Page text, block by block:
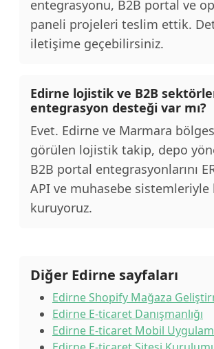
entegrasyonu, B2B portal ve
paneli projeleri teslim ettik.
iletişime geçebilirsiniz.
Edirne lojistik ve B2B
entegrasyon desteği var mı?
Evet. Edirne ve Marmara
görülen lojistik takip, depo
B2B portal entegrasyonlarını
API ve muhasebe
kuruyoruz.
Diğer Edirne sayfaları
Edirne Shopify Mağaza
Edirne E-ticaret Danışmanlığı
Edirne E-ticaret Mobil